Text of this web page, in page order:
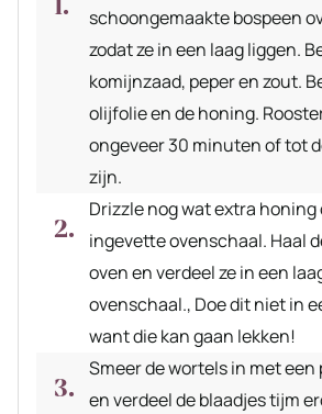
schoongemaakte bospeen
zodat ze in een laag liggen.
komijnzaad, peper en zout.
olijfolie en de honing.
ongeveer 30 minuten of tot
zijn.
Drizzle nog wat extra honing
ingevette ovenschaal. Haal
oven en verdeel ze in een
ovenschaal., Doe dit niet in
want die kan gaan lekken!
Smeer de wortels in met een
en verdeel de blaadjes tijm